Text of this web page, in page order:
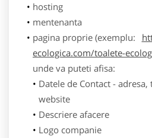
hosting
mentenanta
pagina proprie (exemplu:
ecologica.com/toalete-
unde va puteti afisa:
Datele de Contact -
website
Descriere afacere
Logo companie